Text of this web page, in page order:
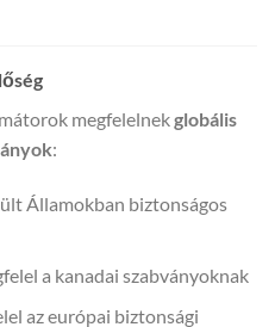
megfelelnekglobális
:
Államokban biztonságos
a kanadai szabványoknak
az európai biztonsági